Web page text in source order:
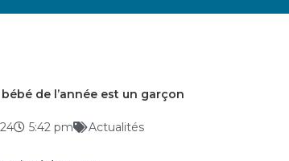
de l’année est un garçon
5:42 pm Actualités